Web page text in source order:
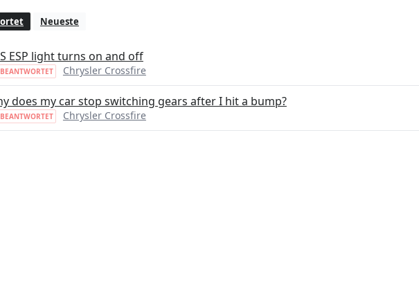
Neueste
ESP light turns on and off
Chrysler Crossfire
does my car stop switching gears after I hit a bump?
Chrysler Crossfire